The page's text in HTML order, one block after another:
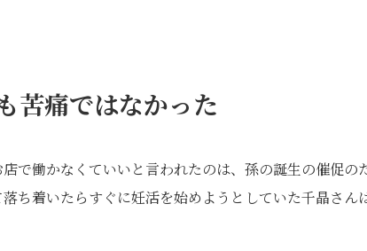
苦痛ではなかった
で働かなくていいと言われたのは、孫の誕生の催促の
ち着いたらすぐに妊活を始めようとしていた千晶さん